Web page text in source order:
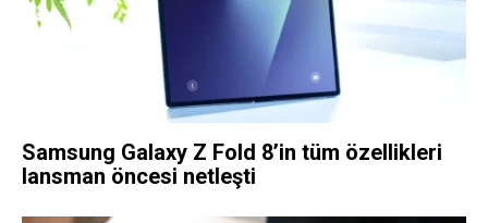
Samsung Galaxy Z Fold 8’in tüm özellikleri
lansman öncesi netleşti